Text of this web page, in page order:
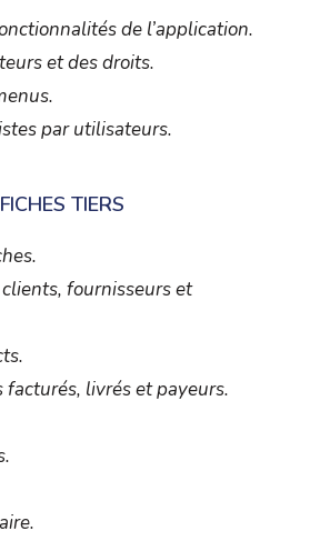
de l’application.
et des droits.
par utilisateurs.
TIERS
fournisseurs et
facturés, livrés et payeurs.